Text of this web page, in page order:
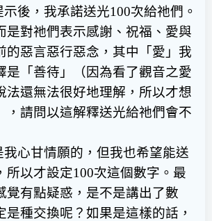
後，我承諾送光100次給祂們。
是對祂們表示感謝、祝福、愛與
的惡言惡行惡念，其中「愛」我
是「善待」（因為看了觀音之愛
法還無法很好地理解，所以才想
，請問以這解釋送光給祂們會不
我心甘情願的，但我也希望能送
所以才設定100次這個數字。最
覺有點疑惑，是不是講出了數
是種交換呢？如果是這樣的話，